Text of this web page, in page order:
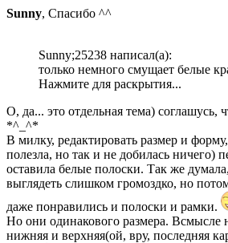
Sunny, Спасибо ^^
Sunny;25238 написал(а):
только немного смущает белые
Нажмите для раскрытия...
О, да... это отдельная тема) соглашусь,
*^_^*
В милку, редактировать размер и
полезла, но так и не добилась ничего)
оставила белые полоски. Так же
выглядеть слишком громоздко, но
даже понравились и полоски и рамки.
Но они одинакового размера. Всмысле
нижняя и верхняя(ой, вру, последняя